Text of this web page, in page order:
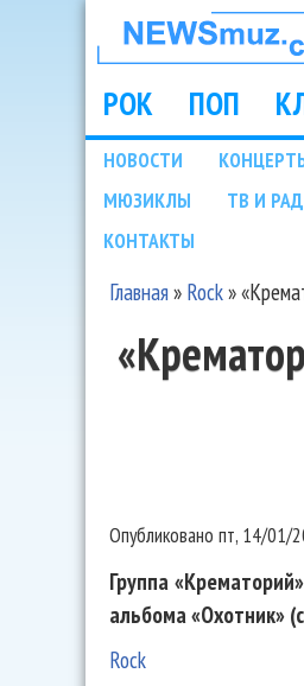
НОВОСТИ
МУЗЫКИ И
ШОУ
Main
РОК ПОП
НОВОСТИ
МЮЗИКЛЫ
ТВ И
КОНТАКТЫ
Главная» Rock»
Опубликовано пт, 14/01/
Группа
альбома «Охотник»
Rock